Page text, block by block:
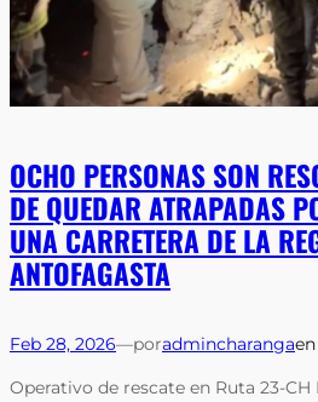
OCHO PERSONAS SON
DE QUEDAR ATRAPADAS
UNA CARRETERA DE LA
ANTOFAGASTA
Feb 28, 2026—poradmincharangaen
Operativo de rescate en Ruta 23-